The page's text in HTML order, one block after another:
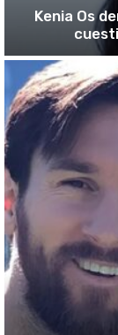
Kenia Os